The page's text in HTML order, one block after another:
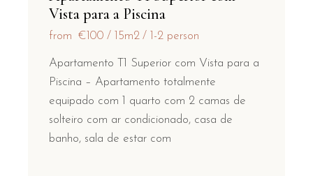
Vista para a Piscina
from €100 15m2 1-2 person
Apartamento T1 Superior com Vista para a
Piscina – Apartamento totalmente
equipado com 1 quarto com 2 camas de
solteiro com ar condicionado, casa de
banho, sala de estar com